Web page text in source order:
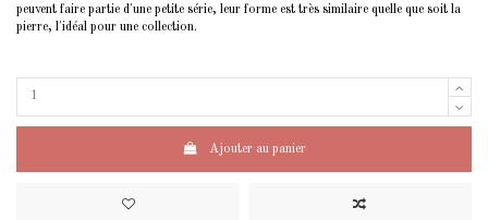
peuvent faire partie d'une petite série, leur forme est très similaire quelle que soit la
pierre, l'idéal pour une collection.
Ajouter au panier